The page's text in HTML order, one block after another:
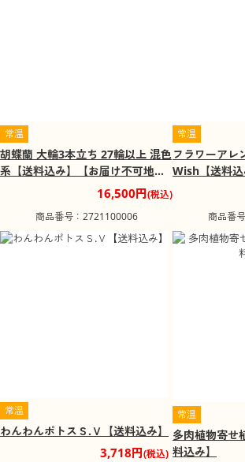
常温
胡蝶蘭 大輪3本立ち 27輪以上 混色
系【送料込み】【お届け不可地
16,500円(税込)
商品番号：2721100006
常温
フラワーアレ
Wish【送料
商品番
常温
わんわんポトスＳ.Ｖ【送料込み】
3,718円(税込)
常温
多肉植物寄
料込み】